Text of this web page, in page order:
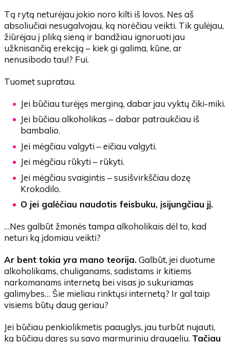
Tą rytą neturėjau jokio noro kilti iš lovos. Nes aš
absoliučiai nesugalvojau, ką norėčiau veikti. Tik gulėjau,
žiūrėjau į pliką sieną ir bandžiau ignoruoti jau
užknisančią erekciją – kiek gi galima, kūne, ar
nenusibodo tau!? Fui.
Tuomet supratau.
Jei būčiau turėjęs merginą, dabar jau vyktų čiki-miki.
Jei būčiau alkoholikas – dabar patraukčiau iš
bambalio.
Jei mėgčiau valgyti – eičiau valgyti.
Jei mėgčiau rūkyti – rūkyti.
Jei mėgčiau svaigintis – susišvirkščiau dozę
Krokodilo.
O jei galėčiau naudotis feisbuku, įsijungčiau jį.
…Nes galbūt žmonės tampa alkoholikais dėl to, kad
neturi ką įdomiau veikti?
Ar bent tokia yra mano teorija.Galbūt, jei duotume
alkoholikams, chuliganams, sadistams ir kitiems
narkomanams internetą bei visas jo sukuriamas
galimybes… Šie mieliau rinktųsi internetą? Ir gal taip
visiems būtų daug geriau?
Jei būčiau penkiolikmetis paauglys, jau turbūt nujauti,
ką būčiau daręs su savo marmuriniu draugeliu. Tačiau